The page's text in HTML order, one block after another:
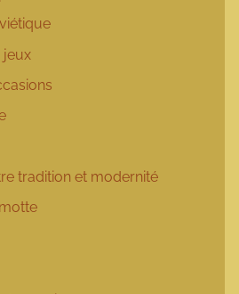
jeux
tradition et modernité